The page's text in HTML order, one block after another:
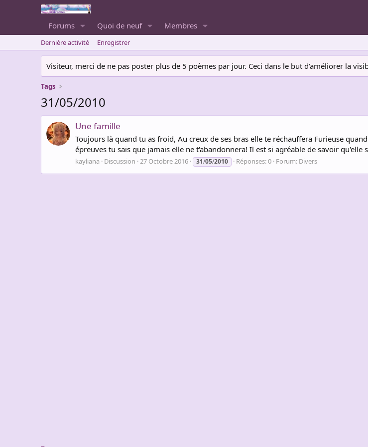
Forums Quoi de neuf Membres
Dernière activité Enregistrer
Visiteur, merci de ne pas poster plus de 5 poèmes par jour. Ceci dans le but d'améliorer la
Tags
31/05/2010
Une famille
Toujours là quand tu as froid, Au creux de ses bras elle te réchauffera Furieuse
épreuves tu sais que jamais elle ne t'abandonnera! Il est si agréable de savoir qu'elle
kayliana Discussion 27 Octobre 2016 31/05/2010 Réponses: 0 Forum: Divers